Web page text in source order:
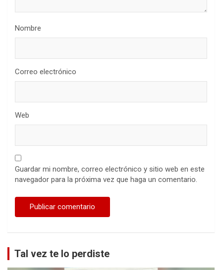
Nombre
Correo electrónico
Web
Guardar mi nombre, correo electrónico y sitio web en este
navegador para la próxima vez que haga un comentario.
Tal vez te lo perdiste